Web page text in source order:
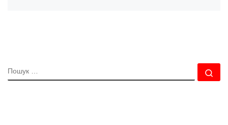
ПОШУК